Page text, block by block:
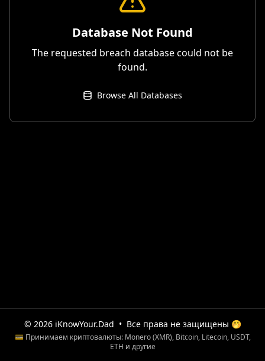
Database Not Found
The requested breach database could not be
found.
Browse All Databases
© 2026 iKnowYour.Dad • Все права не защищены 🤭
💳 Принимаем криптовалюты: Monero (XMR), Bitcoin, Litecoin, USDT,
ETH и другие